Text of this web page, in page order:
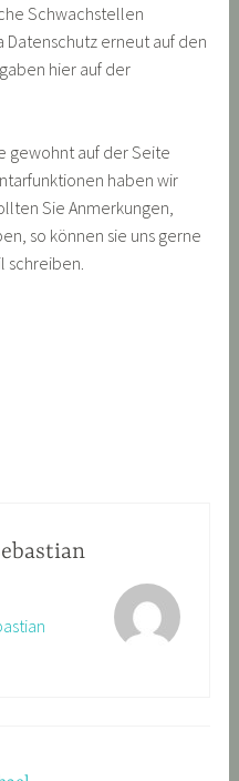
Schwachstellen
Datenschutz erneut auf den
hier auf der
gewohnt auf der Seite
haben wir
Sie Anmerkungen,
so können sie uns gerne
schreiben.